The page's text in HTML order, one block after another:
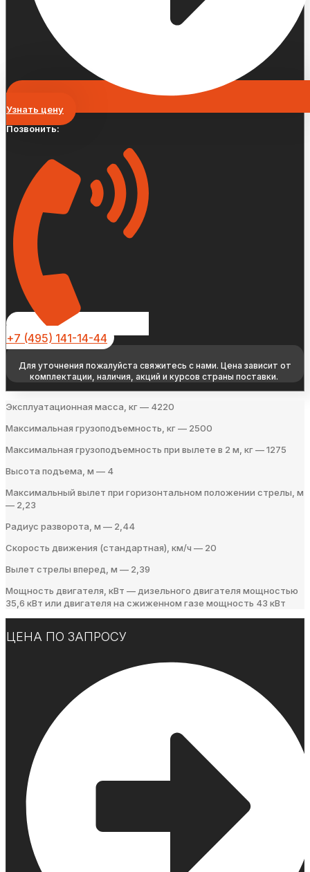
Узнать цену
Позвонить:
+7 (495) 141-14-44
Для уточнения пожалуйста свяжитесь с нами. Цена зависит от
комплектации, наличия, акций и курсов страны поставки.
Эксплуатационная масса, кг — 4220
Максимальная грузоподъемность, кг — 2500
Максимальная грузоподъемность при вылете в 2 м, кг — 1275
Высота подъема, м — 4
Максимальный вылет при горизонтальном положении стрелы, м
— 2,23
Радиус разворота, м — 2,44
Скорость движения (стандартная), км/ч — 20
Вылет стрелы вперед, м — 2,39
Мощность двигателя, кВт — дизельного двигателя мощностью
35,6 кВт или двигателя на сжиженном газе мощность 43 кВт
ЦЕНА ПО ЗАПРОСУ